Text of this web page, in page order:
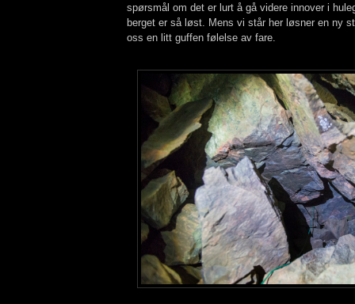
spørsmål om det er lurt å gå videre innover i
berget er så løst. Mens vi står her løsner en ny
oss en litt guffen følelse av fare.